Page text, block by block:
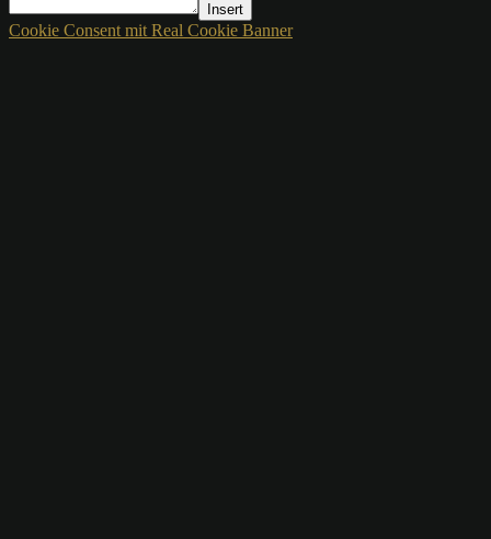
Insert
Cookie Consent mit Real Cookie Banner